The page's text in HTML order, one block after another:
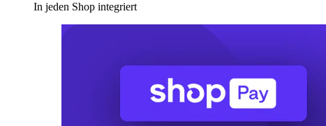
In jeden Shop integriert